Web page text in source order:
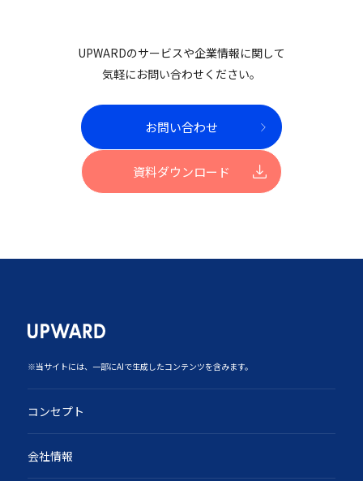
UPWARDのサービスや企業情報に関して
気軽にお問い合わせください。
お問い合わせ
資料ダウンロード
‍※当サイトには、一部にAIで生成したコンテンツを含みます。
コンセプト
会社情報